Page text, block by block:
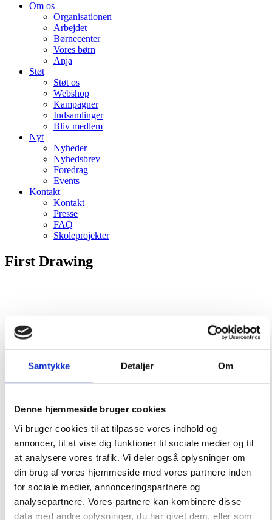
Samtykke Detaljer Om
Denne hjemmeside bruger cookies
Vi bruger cookies til at tilpasse vores indhold og
annoncer, til at vise dig funktioner til sociale medier og til
at analysere vores trafik. Vi deler også oplysninger om
din brug af vores hjemmeside med vores partnere inden
for sociale medier, annonceringspartnere og
analysepartnere. Vores partnere kan kombinere disse
data med andre oplysninger, du har givet dem, eller som
Om os
Organisationen
Arbejdet
Børnecenter
Vores børn
Anja
Støt
Støt os
Webshop
Kampagner
Indsamlinger
Bliv medlem
Nyt
Nyheder
Nyhedsbrev
Foredrag
Events
Kontakt
Kontakt
Presse
FAQ
Skoleprojekter
First Drawing